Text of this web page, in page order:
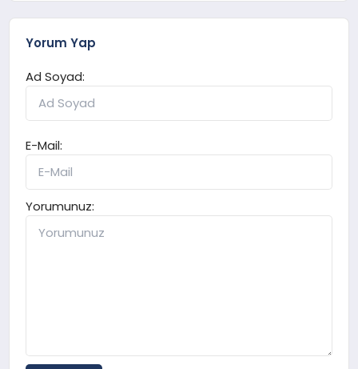
Yorum Yap
Ad Soyad:
E-Mail:
Yorumunuz: